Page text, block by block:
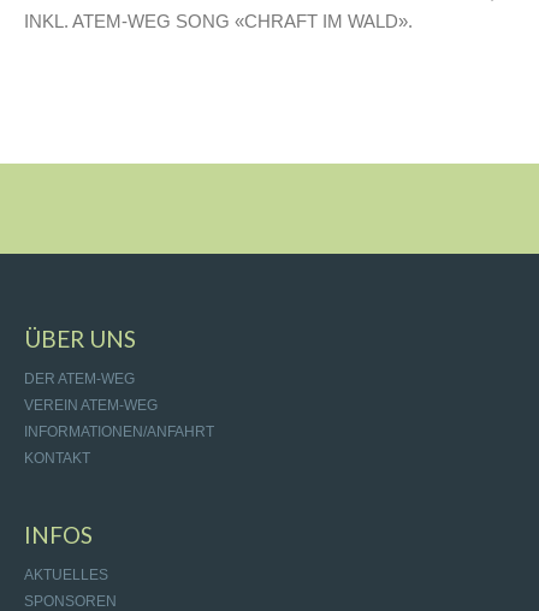
INKL. ATEM-WEG SONG «CHRAFT IM WALD».
ÜBER UNS
DER ATEM-WEG
VEREIN ATEM-WEG
INFORMATIONEN/ANFAHRT
KONTAKT
INFOS
AKTUELLES
SPONSOREN